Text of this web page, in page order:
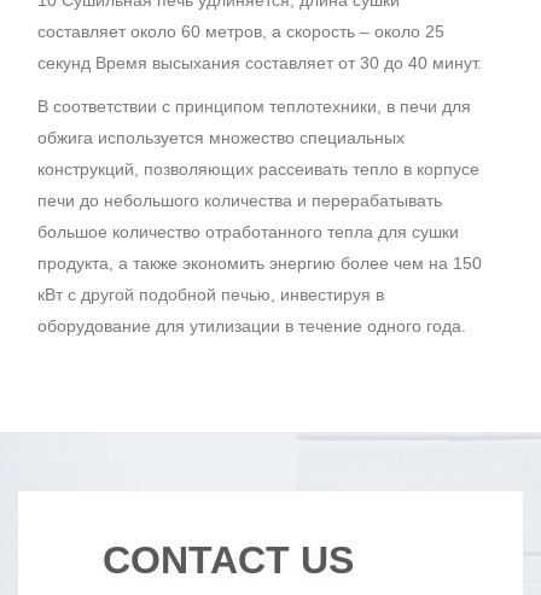
составляет около 60 метров, а скорость – около 25
секунд Время высыхания составляет от 30 до 40 минут.
В соответствии с принципом теплотехники, в печи для
обжига используется множество специальных
конструкций, позволяющих рассеивать тепло в корпусе
печи до небольшого количества и перерабатывать
большое количество отработанного тепла для сушки
продукта, а также экономить энергию более чем на 150
кВт с другой подобной печью, инвестируя в
оборудование для утилизации в течение одного года.
CONTACT US